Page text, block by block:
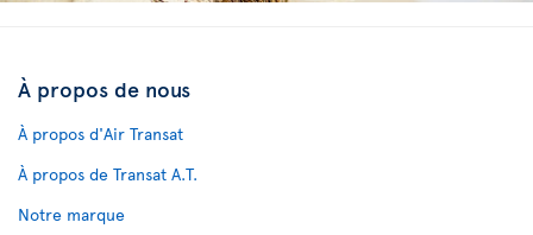
À propos de nous
À propos d'Air Transat
À propos de Transat A.T.
Notre marque